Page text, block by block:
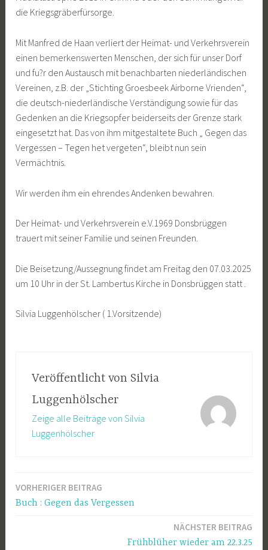
die Kriegsgräberfürsorge.
Mit Manfred de Haan verliert der Heimat- und Verkehrsverein
einen bemerkenswerten Menschen, der sich für unser Dorf
und fu?r den Austausch mit benachbarten niederländischen
Vereinen, z.B. der „Stichting Groesbeek Airborne Vrienden“,
die deutsch-niederländische Verständigung sowie für das
Gedenken an die Kriegsopfer beiderseits der Grenze stark
eingesetzt hat. Das von ihm mitgestaltete Buch „ Gegen das
Vergessen – Tegen het vergeten“, bleibt nun sein
Vermächtnis.
Wir werden ihm ein ehrendes Andenken bewahren.
Der Heimat- und Verkehrsverein e.V.1969 Donsbrüggen
trauert mit seiner Familie und seinen Freunden.
Die Beisetzung/Aussegnung findet am Freitag den 07.03.2025
um 10 Uhr in der St. Lambertus Kirche in Donsbrüggen statt .
Silvia Luggenhölscher ( 1.Vorsitzende)
Veröffentlicht von Silvia
Luggenhölscher
Zeige alle Beiträge von Silvia
Luggenhölscher
Beitragsnavigation
VORHERIGER BEITRAG
Buch : Gegen das Vergessen
NÄCHSTER BEITRAG
Frühblüher wieder am 22.3.25